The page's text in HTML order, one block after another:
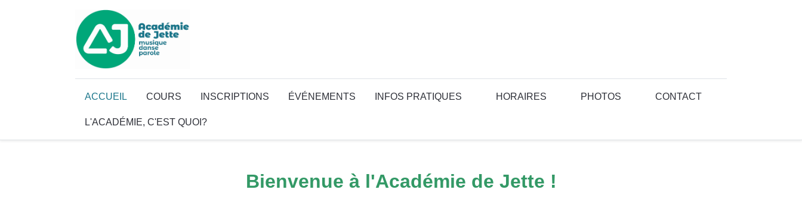
ACCUEIL COURS INSCRIPTIONS ÉVÉNEMENTS INFOS PRATIQUES HORAIRES PHOTOS CONTACT
L'ACADÉMIE, C'EST QUOI?
Bienvenue à l'Académie de Jette !